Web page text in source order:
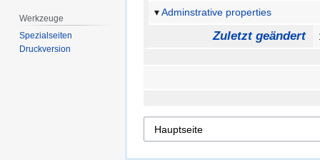
Adminstrative properties
Zuletzt geändert
Werkzeuge
Spezialseiten
Druckversion